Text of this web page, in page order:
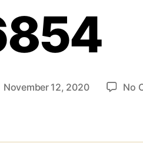
November 12, 2020 No